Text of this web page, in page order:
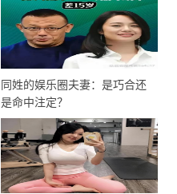
同姓的娱乐圈夫妻：是巧合还
是命中注定？